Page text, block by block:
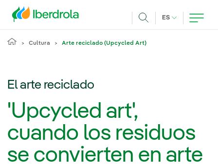
ES IDIOMA
Cultura Arte reciclado (Upcycled Art)
El arte reciclado
'Upcycled art',
cuando los residuos
se convierten en arte